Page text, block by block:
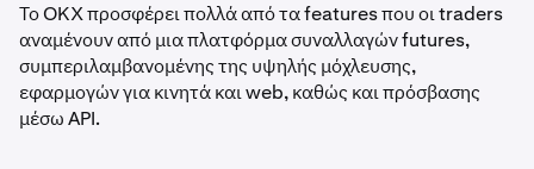
Το OKX προσφέρει πολλά από τα features που οι traders
αναμένουν από μια πλατφόρμα συναλλαγών futures,
συμπεριλαμβανομένης της υψηλής μόχλευσης,
εφαρμογών για κινητά και web, καθώς και πρόσβασης
μέσω API.